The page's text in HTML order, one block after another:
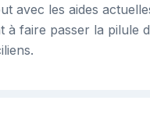
avec les aides
à faire passer la pilule